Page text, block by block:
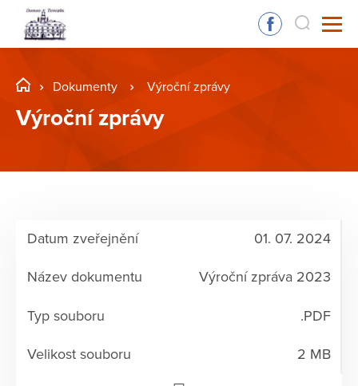
Dokumenty Výroční zprávy
Výroční zprávy
01. 07. 2024
Výroční zpráva 2023
.PDF
2 MB